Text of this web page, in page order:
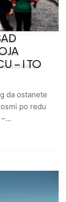
– I TO
da ostanete
po redu
–…